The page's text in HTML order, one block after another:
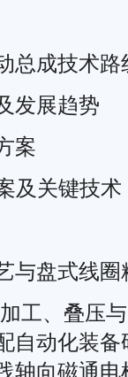
总成技术路
发展趋势
案
及关键技术
与盘式线圈
工、叠压
自动化装
轴向磁通